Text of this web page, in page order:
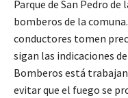
Parque de San Pedro
bomberos de la
conductores tomen
sigan las indicaciones
Bomberos está
evitar que el fuego se